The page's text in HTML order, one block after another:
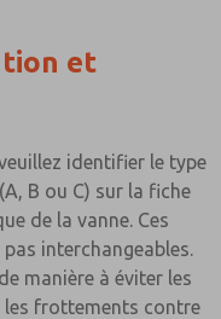
et
identifier le type
B ou C) sur la fiche
de la vanne. Ces
interchangeables.
manière à éviter les
les frottements contre